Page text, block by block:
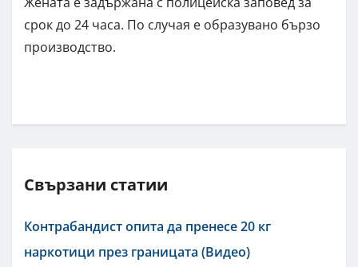
срок до 24 часа. По случая е образувано бързо
производство.
Свързани статии
Контрабандист опита да пренесе 20 кг
наркотици през границата (Видео)